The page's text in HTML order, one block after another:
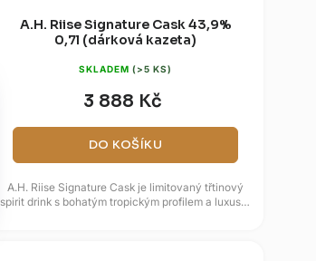
A.H. Riise Signature Cask 43,9%
0,7l (dárková kazeta)
SKLADEM (>5 KS)
3 888 Kč
DO KOŠÍKU
A.H. Riise Signature Cask je limitovaný třtinový
spirit drink s bohatým tropickým profilem a luxusní